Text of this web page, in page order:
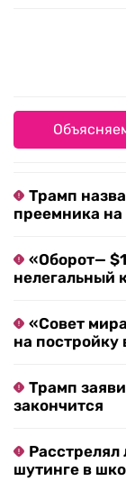
Трамп
преемника
«Оборот—
нелегальный
«Совет
на постройку
Трамп
закончится
Расстрелял
шутинге в